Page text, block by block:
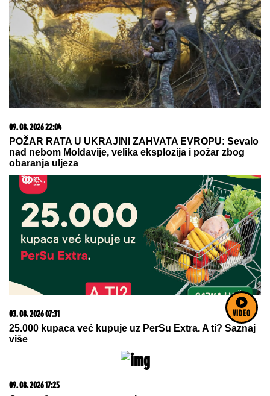
VIDEO
09. 08. 2026 22:04
POŽAR RATA U UKRAJINI ZAHVATA EVROPU: Sevalo
nad nebom Moldavije, velika eksplozija i požar zbog
obaranja uljeza
03. 08. 2026 07:31
25.000 kupaca već kupuje uz PerSu Extra. A ti? Saznaj
više
09. 08. 2026 17:25